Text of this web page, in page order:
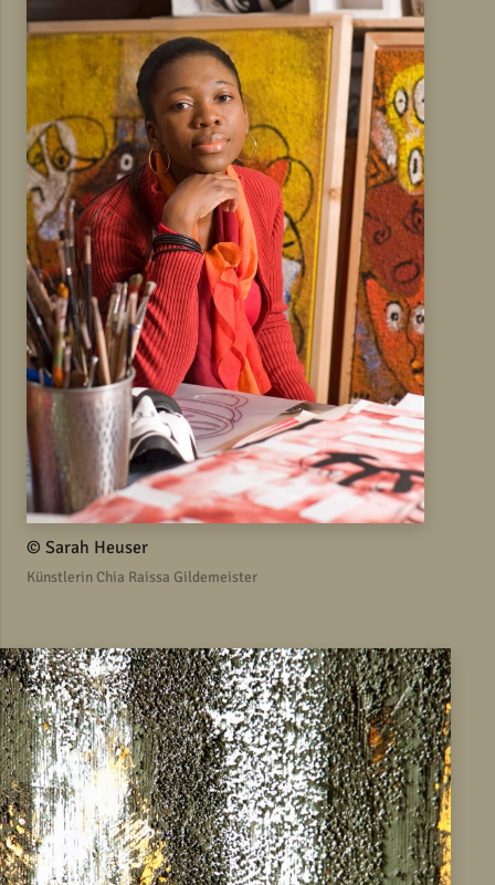
© Sarah Heuser
Künstlerin Chia Raissa Gildemeister